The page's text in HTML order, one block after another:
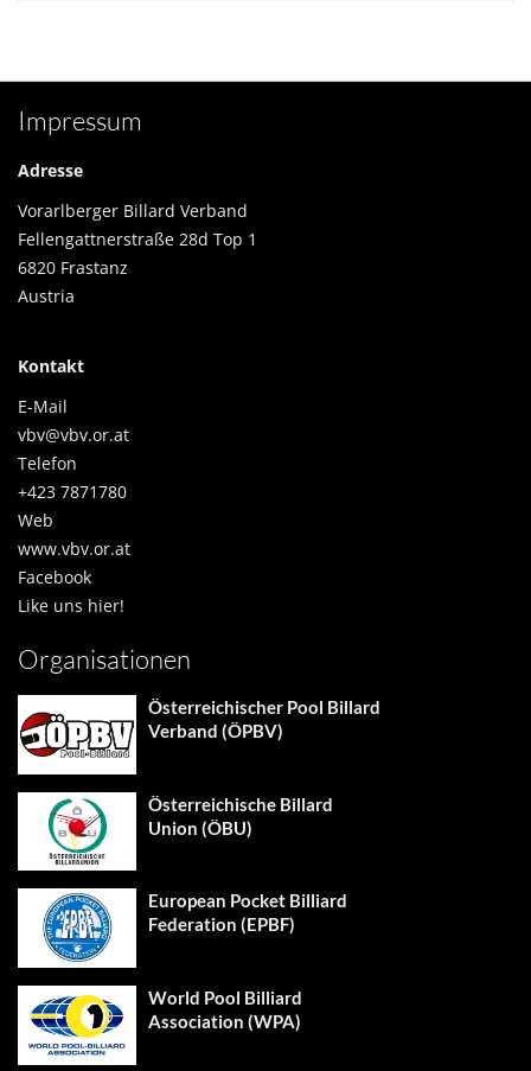
Impressum
Adresse
Vorarlberger Billard Verband
Fellengattnerstraße 28d Top 1
6820 Frastanz
Austria
Kontakt
E-Mail
vbv@vbv.or.at
Telefon
+423 7871780
Web
www.vbv.or.at
Facebook
Like uns hier!
Organisationen
Österreichischer Pool Billard
Verband (ÖPBV)
Österreichische Billard
Union (ÖBU)
European Pocket Billiard
Federation (EPBF)
World Pool Billiard
Association (WPA)